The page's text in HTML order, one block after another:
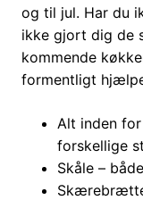
og til jul. Har du
ikke gjort dig de
kommende
formentligt
Alt inden
forskellige
Skåle –